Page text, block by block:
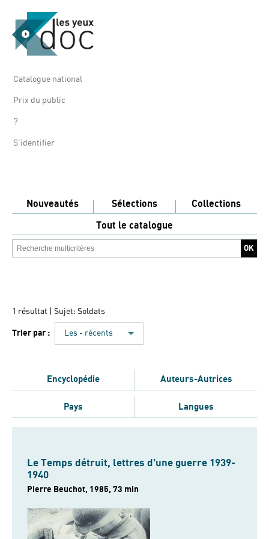
Catalogue national
Prix du public
?
S'identifier
Nouveautés Sélections
Collections
Tout le catalogue
1 résultat | Sujet: Soldats
Trier par : Les - récents
Encyclopédie Auteurs-Autrices
Pays Langues
Le Temps détruit, lettres d'une guerre 1939-
1940
Pierre Beuchot, 1985, 73 min